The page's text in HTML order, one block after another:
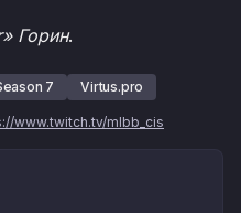
Горин.
7
Virtus.pro
www.twitch.tv/mlbb_cis